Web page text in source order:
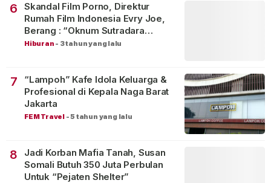
6
Skandal Film Porno, Direktur
Rumah Film Indonesia Evry Joe,
Berang : “Oknum Sutradara
Merusak Perfilman Indonesia”!
Hiburan - 3 tahun yang lalu
7
“Lampoh” Kafe Idola Keluarga &
Profesional di Kepala Naga Barat
Jakarta
FEM Travel -5 tahun yang lalu
8
Jadi Korban Mafia Tanah, Susan
Somali Butuh 350 Juta Perbulan
Untuk “Pejaten Shelter”